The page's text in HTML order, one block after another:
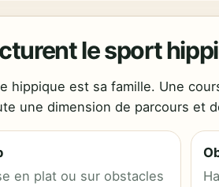
le sport
hippique est sa famille. Une
une dimension de parcours et
en plat ou sur obstacles